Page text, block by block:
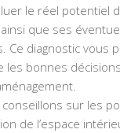
le réel potentiel
que ses
Ce diagnostic vous
les bonnes
sur les
de l’espace